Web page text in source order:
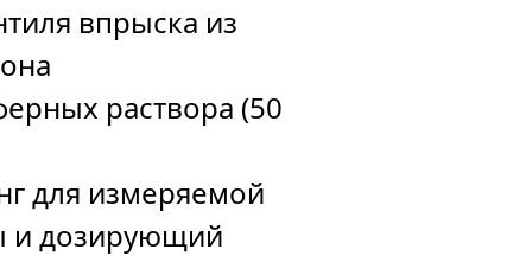
впрыска из
раствора (50
для измеряемой
и дозирующий